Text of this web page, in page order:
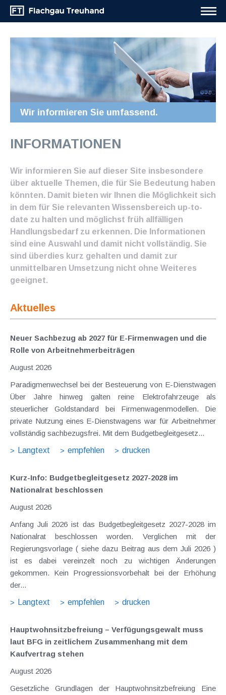
Wir informieren Sie umfassend.
INFORMATIONEN
Wir informieren Sie auf dieser Site insbesondere
über aktuelle Themen, die für Sie Bedeutung haben
könnten. Damit bieten wir Ihnen die Möglichkeit sich
in dem für Sie relevanten Wissensbereich up-to-
date zu halten und möglichst früh allfälligen
Handlungsbedarf zu erkennen. Die Informationen
sind eine Auswahl und damit nicht vollständig. Sie
sind überdies kurz gehalten und damit zur
unmittelbaren Umsetzung nicht ohne Weiteres
geeignet.
Aktuelles
Neuer Sachbezug ab 2027 für E-Firmenwagen und die
Rolle von Arbeitnehmer​­beiträgen
August 2026
Paradigmenwechsel bei der Besteuerung von E-Dienstwagen
Über Jahre hinweg galten reine Elektrofahrzeuge als
steuerlicher Goldstandard bei Firmenwagenmodellen. Die
private Nutzung eines E-Dienstwagens war für Arbeitnehmer
vollständig sachbezugsfrei. Mit dem Budgetbegleitgesetz...
Langtext
empfehlen drucken
Kurz-Info: Budgetbegleitgesetz 2027-2028 im
Nationalrat beschlossen
August 2026
Anfang Juli 2026 ist das Budgetbegleitgesetz 2027-2028 im
Nationalrat beschlossen worden. Verglichen mit der
Regierungsvorlage ( siehe dazu Beitrag aus dem Juli 2026 )
ist es dabei vereinzelt noch zu wichtigen Änderungen
gekommen. Kein Progressionsvorbehalt bei der Erhöhung
der...
Langtext
empfehlen drucken
Hauptwohnsitz​­befreiung – Verfügungsgewalt muss
laut BFG in zeitlichem Zusammenhang mit dem
Kaufvertrag stehen
August 2026
Gesetzliche Grundlagen der Hauptwohnsitzbefreiung Eine